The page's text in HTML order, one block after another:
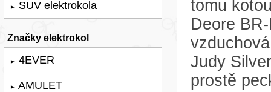
► SUV elektrokola
Značky elektrokol
► 4EVER
► AMULET
tomu
Deore
Judy
prostě